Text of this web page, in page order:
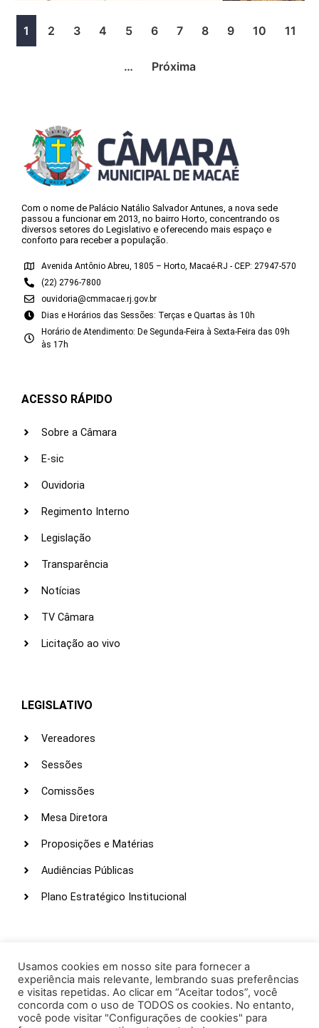
1 2 3 4 5 6 7 8 9 10 11
… Próxima
Com o nome de Palácio Natálio Salvador Antunes, a nova sede
passou a funcionar em 2013, no bairro Horto, concentrando os
diversos setores do Legislativo e oferecendo mais espaço e
conforto para receber a população.
Avenida Antônio Abreu, 1805 – Horto, Macaé-RJ - CEP: 27947-570
(22) 2796-7800
ouvidoria@cmmacae.rj.gov.br
Dias e Horários das Sessões: Terças e Quartas às 10h
Horário de Atendimento: De Segunda-Feira à Sexta-Feira das 09h
às 17h
ACESSO RÁPIDO
Sobre a Câmara
E-sic
Ouvidoria
Regimento Interno
Legislação
Transparência
Notícias
TV Câmara
Licitação ao vivo
LEGISLATIVO
Vereadores
Sessões
Comissões
Mesa Diretora
Proposições e Matérias
Audiências Públicas
Plano Estratégico Institucional
Webmail
Intranet
Administração
Usamos cookies em nosso site para fornecer a
experiência mais relevante, lembrando suas preferências
e visitas repetidas. Ao clicar em “Aceitar todos”, você
concorda com o uso de TODOS os cookies. No entanto,
você pode visitar "Configurações de cookies" para